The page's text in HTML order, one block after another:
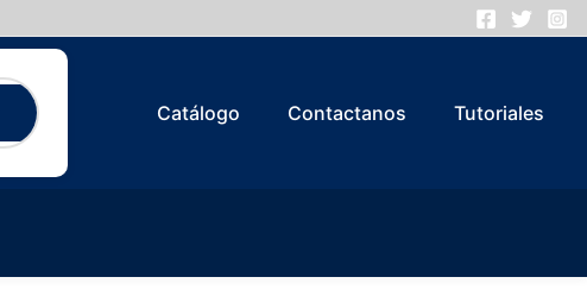
Catálogo Contactanos Tutoriales